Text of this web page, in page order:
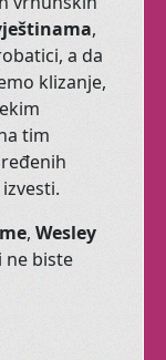
svoju
biću.
,
a da
klizanje,
tim
, Wesley
ne biste